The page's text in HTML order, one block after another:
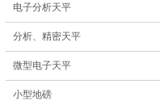
电子分析天平
分析、精密天平
微型电子天平
小型地磅